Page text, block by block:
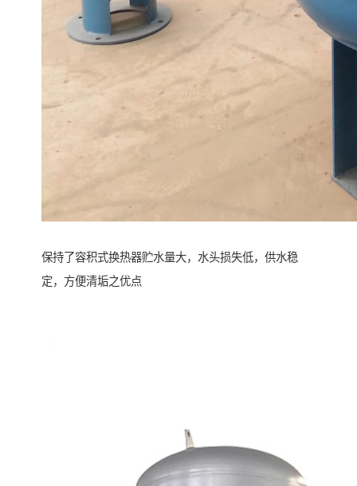
保持了容积式换热器贮水量大，水头损失低，供水稳
定，方便清垢之优点